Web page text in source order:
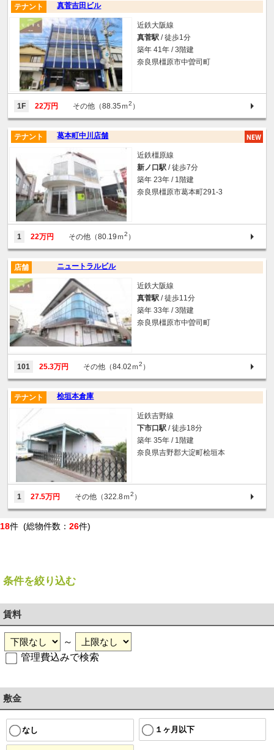
真菅吉田ビル
テナント
近鉄大阪線
真菅駅 / 徒歩1分
築年 41年 / 3階建
奈良県橿原市中曽司町
1F 22万円 その他（88.35ｍ2 ）
葛本町中川店舗
テナント
近鉄橿原線
新ノ口駅 / 徒歩7分
築年 23年 / 1階建
奈良県橿原市葛本町291-3
1 22万円 その他（80.19ｍ2 ）
ニュートラルビル
店舗
近鉄大阪線
真菅駅 / 徒歩11分
築年 33年 / 3階建
奈良県橿原市中曽司町
101 25.3万円 その他（84.02ｍ2 ）
桧垣本倉庫
テナント
近鉄吉野線
下市口駅 / 徒歩18分
築年 35年 / 1階建
奈良県吉野郡大淀町桧垣本
1 27.5万円 その他（322.8ｍ2 ）
18件 (総物件数： 26件)
条件を絞り込む
賃料
～
管理費込みで検索
敷金
なし １ヶ月以下